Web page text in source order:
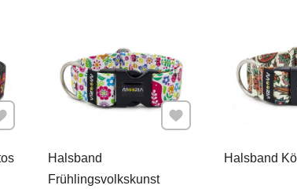
Favoriten hinzufügen
Halsband
Frühlingsvolkskunst
Zu Favoriten hinzufügen
Halsband